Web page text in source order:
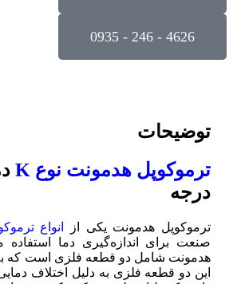
4626 - 246 - 0935
توضیحات
ترموکوپل هدمونت نوع K
درجه
ترموکوپل هدمونت یکی از انواع
صنعت برای اندازه‌گیری دما
هدمونت شامل دو قطعه فلزی است که
این دو قطعه فلزی به دلیل اختلاف